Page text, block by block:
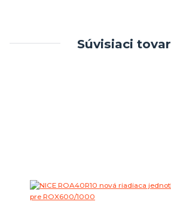
Súvisiaci tovar